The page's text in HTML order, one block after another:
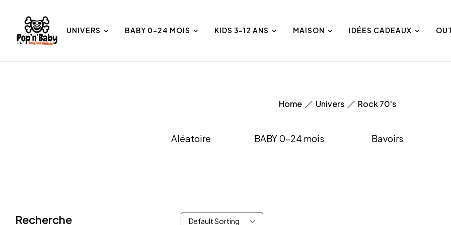
UNIVERS BABY 0-24 MOIS KIDS 3-12 ANS MAISON IDÉES CADEAUX
Home Univers Rock 70's
Aléatoire BABY 0-24 mois Bavoirs
Recherche Default Sorting